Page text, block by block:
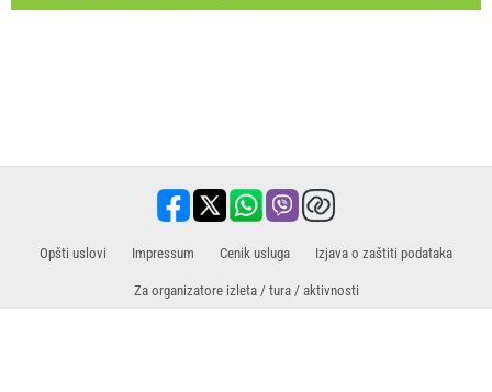
Opšti uslovi Impressum Cenik usluga ​​Izjava o zaštiti podataka
Za organizatore izleta / tura / aktivnosti